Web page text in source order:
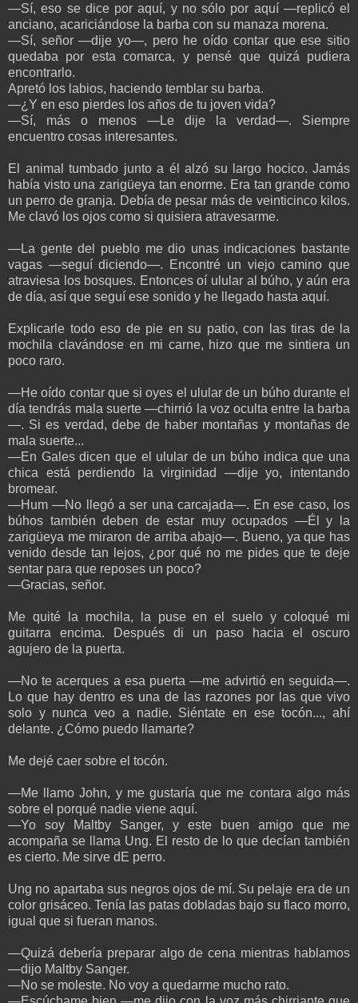
—Sí, eso se dice por aquí, y no sólo por aquí —replicó el
anciano, acariciándose la barba con su manaza morena.
—Sí, señor —dije yo—, pero he oído contar que ese sitio
quedaba por esta comarca, y pensé que quizá pudiera
encontrarlo.
Apretó los labios, haciendo temblar su barba.
—¿Y en eso pierdes los años de tu joven vida?
—Sí, más o menos —Le dije la verdad—. Siempre
encuentro cosas interesantes.
El animal tumbado junto a él alzó su largo hocico. Jamás
había visto una zarigüeya tan enorme. Era tan grande como
un perro de granja. Debía de pesar más de veinticinco kilos.
Me clavó los ojos como si quisiera atravesarme.
—La gente del pueblo me dio unas indicaciones bastante
vagas —seguí diciendo—. Encontré un viejo camino que
atraviesa los bosques. Entonces oí ulular al búho, y aún era
de día, así que seguí ese sonido y he llegado hasta aquí.
Explicarle todo eso de pie en su patio, con las tiras de la
mochila clavándose en mi carne, hizo que me sintiera un
poco raro.
—He oído contar que si oyes el ulular de un búho durante el
día tendrás mala suerte —chirrió la voz oculta entre la barba
—. Si es verdad, debe de haber montañas y montañas de
mala suerte...
—En Gales dicen que el ulular de un búho indica que una
chica está perdiendo la virginidad —dije yo, intentando
bromear.
—Hum —No llegó a ser una carcajada—. En ese caso, los
búhos también deben de estar muy ocupados —Él y la
zarigüeya me miraron de arriba abajo—. Bueno, ya que has
venido desde tan lejos, ¿por qué no me pides que te deje
sentar para que reposes un poco?
—Gracias, señor.
Me quité la mochila, la puse en el suelo y coloqué mi
guitarra encima. Después di un paso hacia el oscuro
agujero de la puerta.
—No te acerques a esa puerta —me advirtió en seguida—.
Lo que hay dentro es una de las razones por las que vivo
solo y nunca veo a nadie. Siéntate en ese tocón..., ahí
delante. ¿Cómo puedo llamarte?
Me dejé caer sobre el tocón.
—Me llamo John, y me gustaría que me contara algo más
sobre el porqué nadie viene aquí.
—Yo soy Maltby Sanger, y este buen amigo que me
acompaña se llama Ung. El resto de lo que decían también
es cierto. Me sirve dE perro.
Ung no apartaba sus negros ojos de mí. Su pelaje era de un
color grisáceo. Tenía las patas dobladas bajo su flaco morro,
igual que si fueran manos.
—Quizá debería preparar algo de cena mientras hablamos
—dijo Maltby Sanger.
—No se moleste. No voy a quedarme mucho rato.